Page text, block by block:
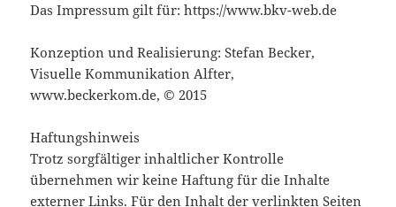
Das Impressum gilt für: https://www.bkv-web.de
Konzeption und Realisierung: Stefan Becker,
Visuelle Kommunikation Alfter,
www.beckerkom.de, © 2015
Haftungshinweis
Trotz sorgfältiger inhaltlicher Kontrolle
übernehmen wir keine Haftung für die Inhalte
externer Links. Für den Inhalt der verlinkten Seiten